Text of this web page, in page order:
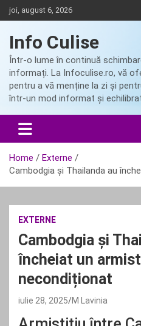
Skip
to
joi, august 6, 2026
Info Culise
Într-o lume în continuă
informați. La Infoculise.ro, vă
pentru a vă menține la zi și
într-un mod informat și
Home
Externe
Cambodgia și Thailanda au
EXTERNE
Cambodgia și
încheiat un
necondiționat
iulie 28, 2025 M Lavinia